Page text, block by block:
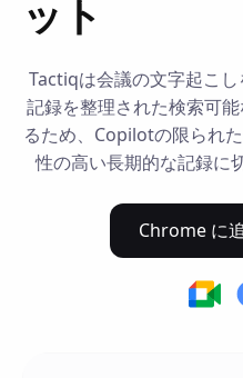
ット
Tactiqは会議の文字起こし
記録を整理された検索可
るため、Copilotの限られ
性の高い長期的な記録に
Chrome に